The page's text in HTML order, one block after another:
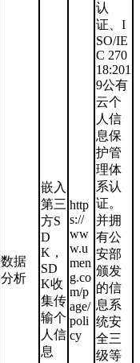
数据
分析
嵌入
第三
方S
D
K，
SD
K收
集传
输个
人信
息
http
s://
ww
w.u
men
g.co
m/p
age/
poli
cy
认
证、I
SO/IE
C 270
18:201
9公有
云个
人信
息保
护管
理体
系认
证。
并拥
有公
安部
颁发
的信
息系
统安
全三
级等